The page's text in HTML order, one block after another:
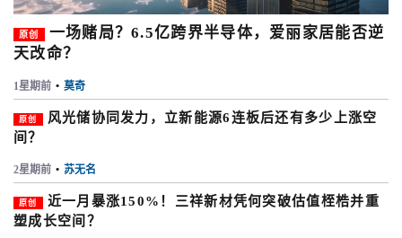
原创
一场赌局？6.5亿跨界半导体，爱丽家居能否逆
天改命？
1星期前 • 莫奇
原创
风光储协同发力，立新能源6连板后还有多少上涨空
间？
2星期前 • 苏无名
原创
近一月暴涨150%！三祥新材凭何突破估值桎梏并重
塑成长空间？